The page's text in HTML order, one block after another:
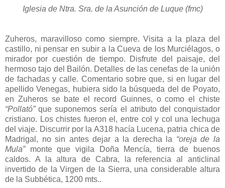
Iglesia de Ntra. Sra. de la Asunción de Luque (fmc)
Zuheros, maravilloso como siempre. Visita a la plaza del
castillo, ni pensar en subir a la Cueva de los Murciélagos, o
mirador por cuestión de tiempo. Disfrute del paisaje, del
hermoso tajo del Bailón. Detalles de las cenefas de la unión
de fachadas y calle. Comentario sobre que, si en lugar del
apellido Venegas, hubiera sido la búsqueda del de Poyato,
en Zuheros se bate el record Guinnes, o como el chiste
“Pollató”que suponemos sería el atributo del conquistador
cristiano. Los chistes fueron el, entre col y col una lechuga
del viaje. Discurrir por la A318 hacía Lucena, patria chica de
Madrigal, no sin antes dejar a la derecha la “oreja de la
Mula”monte que vigila Doña Mencía, tierra de buenos
caldos. A la altura de Cabra, la referencia al anticlinal
invertido de la Virgen de la Sierra, una considerable altura
de la Subbética, 1200 mts..